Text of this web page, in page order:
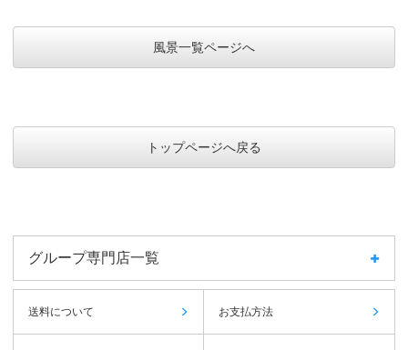
風景一覧ページへ
トップページへ戻る
グループ専門店一覧
送料について お支払方法